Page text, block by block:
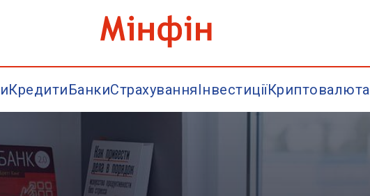
КредитиБанкиСтрахуванняІнвестиціїКриптовалюта